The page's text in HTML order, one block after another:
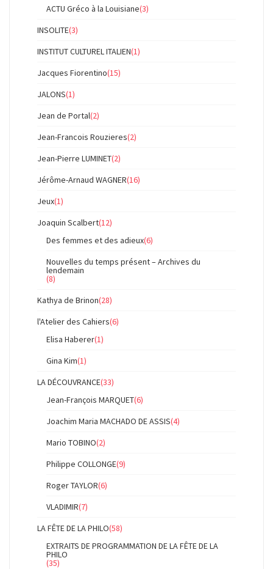
ACTU Gréco à la Louisiane(3)
INSOLITE(3)
INSTITUT CULTUREL ITALIEN(1)
Jacques Fiorentino(15)
JALONS(1)
Jean de Portal(2)
Jean-Francois Rouzieres(2)
Jean-Pierre LUMINET(2)
Jérôme-Arnaud WAGNER(16)
Jeux(1)
Joaquin Scalbert(12)
Des femmes et des adieux(6)
Nouvelles du temps présent – Archives du
lendemain
(8)
Kathya de Brinon(28)
l'Atelier des Cahiers(6)
Elisa Haberer(1)
Gina Kim(1)
LA DÉCOUVRANCE(33)
Jean-François MARQUET(6)
Joachim Maria MACHADO DE ASSIS(4)
Mario TOBINO(2)
Philippe COLLONGE(9)
Roger TAYLOR(6)
VLADIMIR(7)
LA FÊTE DE LA PHILO(58)
EXTRAITS DE PROGRAMMATION DE LA FÊTE DE LA
PHILO
(35)